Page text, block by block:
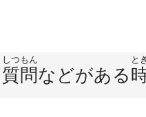
質問
しつもん
などがある
とき